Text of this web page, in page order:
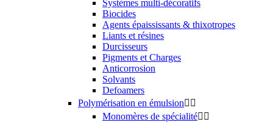
Systèmes multi-décoratifs
Biocides
Agents épaississants & thixotropes
Liants et résines
Durcisseurs
Pigments et Charges
Anticorrosion
Solvants
Defoamers
Polymérisation en émulsion 
Monomères de spécialité 